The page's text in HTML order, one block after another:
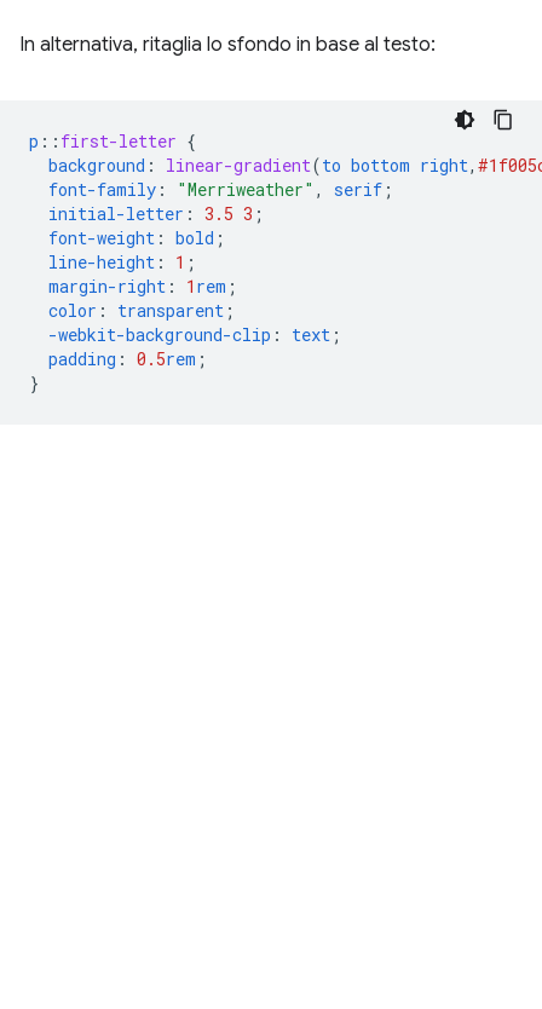
In alternativa, ritaglia lo sfondo in base al testo:
p :: first-letter {
background : linear-gradient(to bottom right,
font-family : "Merriweather" , serif ;
initial-letter : 3.5 3 ;
font-weight : bold ;
line-height : 1 ;
margin-right : 1 rem ;
color : transparent ;
-webkit-background-clip : text ;
padding : 0.5rem ;
}